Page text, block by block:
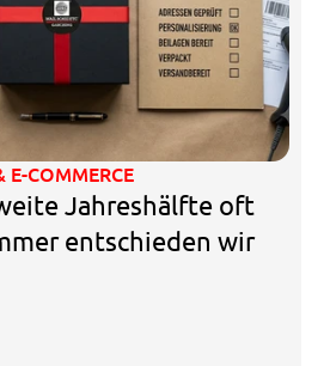
E-COMMERCE
Jahreshälfte oft
entschieden wir